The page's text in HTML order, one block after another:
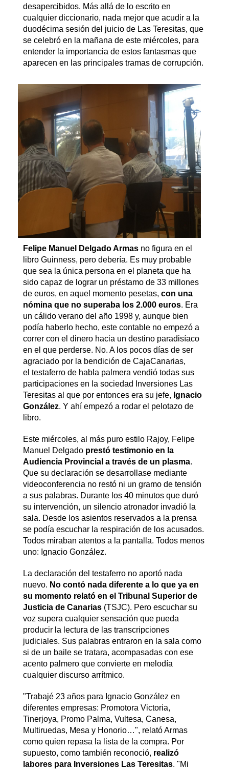
desapercibidos. Más allá de lo escrito en
cualquier diccionario, nada mejor que acudir a la
duodécima sesión del juicio de Las Teresitas, que
se celebró en la mañana de este miércoles, para
entender la importancia de estos fantasmas que
aparecen en las principales tramas de corrupción.
Felipe Manuel Delgado Armasno figura en el
libro Guinness, pero debería. Es muy probable
que sea la única persona en el planeta que ha
sido capaz de lograr un préstamo de 33 millones
de euros, en aquel momento pesetas, con una
nómina que no superaba los 2.000 euros. Era
un cálido verano del año 1998 y, aunque bien
podía haberlo hecho, este contable no empezó a
correr con el dinero hacia un destino paradisíaco
en el que perderse. No. A los pocos días de ser
agraciado por la bendición de CajaCanarias,
el testaferro de habla palmera vendió todas sus
participaciones en la sociedad Inversiones Las
Teresitas al que por entonces era su jefe, Ignacio
González. Y ahí empezó a rodar el pelotazo de
libro.
Este miércoles, al más puro estilo Rajoy, Felipe
Manuel Delgado prestó testimonio en la
Audiencia Provincial a través de un plasma.
Que su declaración se desarrollase mediante
videoconferencia no restó ni un gramo de tensión
a sus palabras. Durante los 40 minutos que duró
su intervención, un silencio atronador invadió la
sala. Desde los asientos reservados a la prensa
se podía escuchar la respiración de los acusados.
Todos miraban atentos a la pantalla. Todos menos
uno: Ignacio González.
La declaración del testaferro no aportó nada
nuevo. No contó nada diferente a lo que ya en
su momento relató en el Tribunal Superior de
Justicia de Canarias(TSJC). Pero escuchar su
voz supera cualquier sensación que pueda
producir la lectura de las transcripciones
judiciales. Sus palabras entraron en la sala como
si de un baile se tratara, acompasadas con ese
acento palmero que convierte en melodía
cualquier discurso arrítmico.
"Trabajé 23 años para Ignacio González en
diferentes empresas: Promotora Victoria,
Tinerjoya, Promo Palma, Vultesa, Canesa,
Multiruedas, Mesa y Honorio…", relató Armas
como quien repasa la lista de la compra. Por
supuesto, como también reconoció, realizó
labores para Inversiones Las Teresitas. "Mi